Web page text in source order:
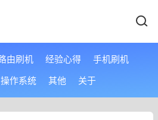
由刷机 经验心得
手机刷机
操作系统 其他 关于